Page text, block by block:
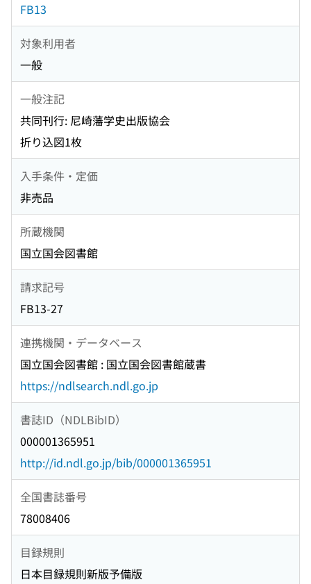
FB13
対象利用者
一般
一般注記
共同刊行: 尼崎藩学史出版協会
折り込図1枚
入手条件・定価
非売品
所蔵機関
国立国会図書館
請求記号
FB13-27
連携機関・データベース
国立国会図書館 : 国立国会図書館蔵書
https://ndlsearch.ndl.go.jp
書誌ID（NDLBibID）
000001365951
http://id.ndl.go.jp/bib/000001365951
全国書誌番号
78008406
目録規則
日本目録規則新版予備版